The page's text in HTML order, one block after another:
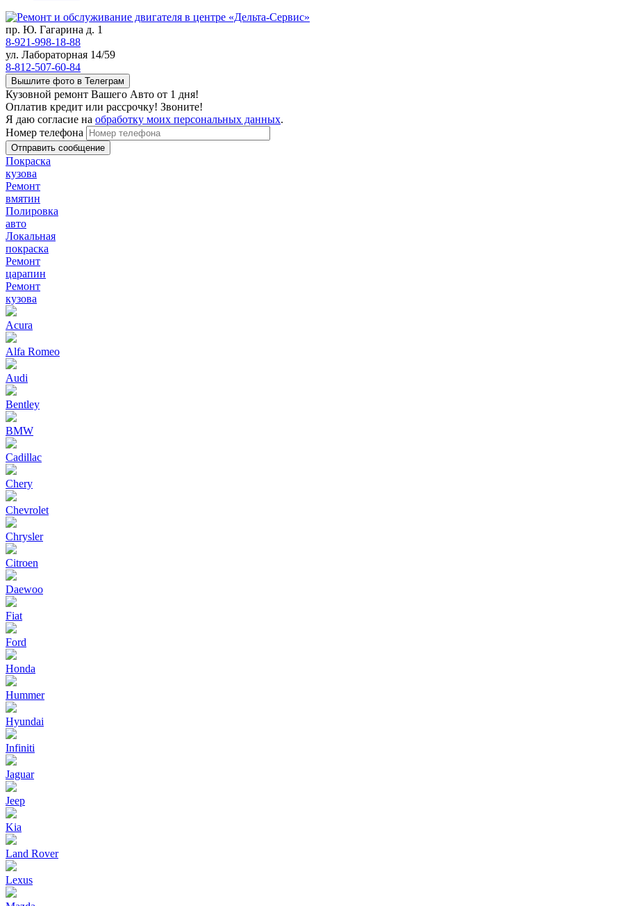
пр. Ю. Гагарина д. 1
8-921-998-18-88
ул. Лабораторная 14/59
8-812-507-60-84
Вышлите фото в Телеграм
Кузовной ремонт Вашего Авто от 1 дня!
Оплатив кредит или рассрочку! Звоните!
Я даю согласие на обработку моих персональных данных.
Номер телефона
Покраска
кузова
Ремонт
вмятин
Полировка
авто
Локальная
покраска
Ремонт
царапин
Ремонт
кузова
Acura
Alfa Romeo
Audi
Bentley
BMW
Cadillac
Chery
Chevrolet
Chrysler
Citroen
Daewoo
Fiat
Ford
Honda
Hummer
Hyundai
Infiniti
Jaguar
Jeep
Kia
Land Rover
Lexus